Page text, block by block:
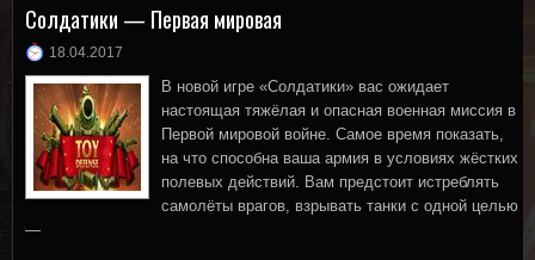
Солдатики — Первая мировая
18.04.2017
В новой игре «Солдатики» вас ожидает
настоящая тяжёлая и опасная военная миссия в
Первой мировой войне. Самое время показать,
на что способна ваша армия в условиях жёстких
полевых действий. Вам предстоит истреблять
самолёты врагов, взрывать танки с одной целью
—